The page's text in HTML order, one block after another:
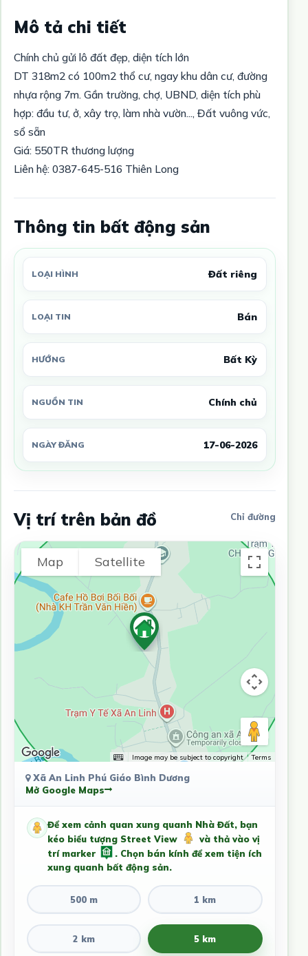
Mô tả chi tiết
Chính chủ gửi lô đất đẹp, diện tích lớn
DT 318m2 có 100m2 thổ cư, ngay khu dân cư, đường
nhựa rộng 7m. Gần trường, chợ, UBND, diện tích phù
hợp: đầu tư, ở, xây trọ, làm nhà vườn..., Đất vuông vức,
sổ sẵn
Giá: 550TR thương lượng
Liên hệ: 0387-645-516 Thiên Long
Thông tin bất động sản
LOẠI HÌNH Đất riêng
LOẠI TIN Bán
HƯỚNG Bất Kỳ
NGUỒN TIN Chính chủ
NGÀY ĐĂNG 17-06-2026
Vị trí trên bản đồ Chỉ đường
Map Satellite
Image may be subject to copyright Terms
Xã An Linh Phú Giáo Bình Dương
Mở Google Maps
Để xem cảnh quan xung quanh Nhà Đất, bạn
kéo biểu tượng Street View
và thả vào vị
trí marker
. Chọn bán kính để xem tiện ích
xung quanh bất động sản.
500 m 1 km
2 km 5 km